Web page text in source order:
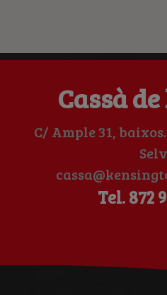
Cassà
C/ Ample 31,
Tel. 872